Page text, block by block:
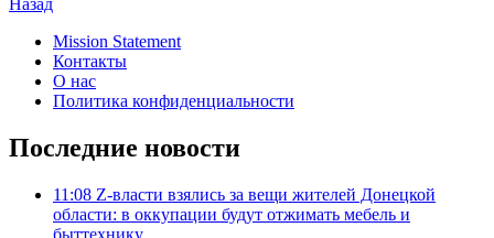
Назад
Mission Statement
Контакты
О нас
Политика конфиденциальности
Последние новости
11:08 Z-власти взялись за вещи жителей Донецкой
области: в оккупации будут отжимать мебель и
быттехнику